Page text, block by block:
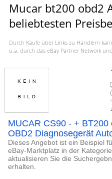
Mucar bt200 obd2
beliebtesten
Durch Käufe über Links zu Händlern
u.a. durch das eBay Partner Network
MUCAR CS90 - +
OBD2 Diagnosegerät
Dieses Angebot ist ein Beispiel
eBay-Marktplatz in der
aktualisieren Sie die
erhalten.